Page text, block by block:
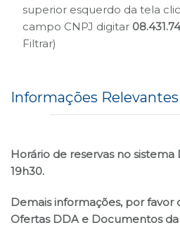
superior esquerdo da tela
campo CNPJ digitar
Filtrar)
Informações Relevantes
Horário de reservas no sistema
19h30.
Demais informações, por favor
Ofertas DDA e Documentos